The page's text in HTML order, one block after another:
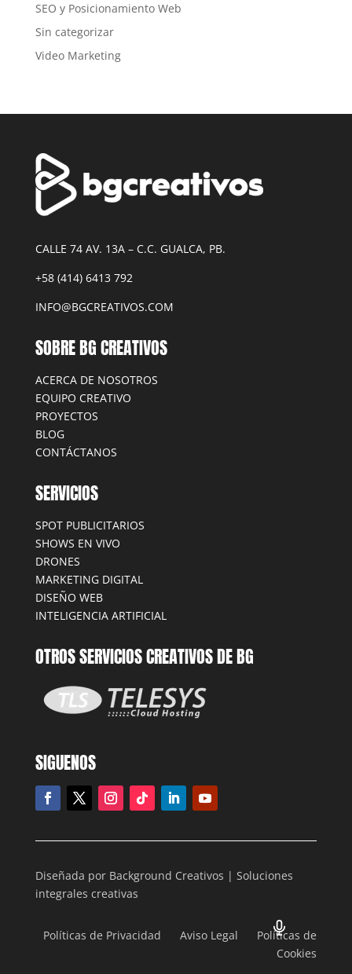
SEO y Posicionamiento Web
Sin categorizar
Video Marketing
CALLE 74 AV. 13A – C.C. GUALCA, PB.
+58 (414) 6413 792
INFO@BGCREATIVOS.COM
SOBRE BG CREATIVOS
ACERCA DE NOSOTROS
EQUIPO CREATIVO
PROYECTOS
BLOG
CONTÁCTANOS
SERVICIOS
SPOT PUBLICITARIOS
SHOWS EN VIVO
DRONES
MARKETING DIGITAL
DISEÑO WEB
INTELIGENCIA ARTIFICIAL
OTROS SERVICIOS CREATIVOS DE BG
SIGUENOS
Diseñada por Background Creativos | Soluciones
integrales creativas
Políticas de Privacidad Aviso Legal Políticas de
Cookies